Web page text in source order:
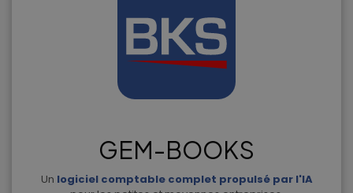
GEM-BOOKS
Un logiciel comptable complet propulsé par l'IA